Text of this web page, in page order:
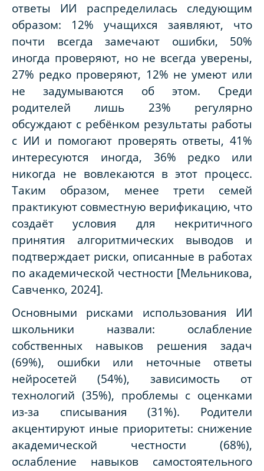
ответы ИИ распределилась следующим
образом: 12% учащихся заявляют, что
почти всегда замечают ошибки, 50%
иногда проверяют, но не всегда уверены,
27% редко проверяют, 12% не умеют или
не задумываются об этом. Среди
родителей лишь 23% регулярно
обсуждают с ребёнком результаты работы
с ИИ и помогают проверять ответы, 41%
интересуются иногда, 36% редко или
никогда не вовлекаются в этот процесс.
Таким образом, менее трети семей
практикуют совместную верификацию, что
создаёт условия для некритичного
принятия алгоритмических выводов и
подтверждает риски, описанные в работах
по академической честности [Мельникова,
Савченко, 2024].
Основными рисками использования ИИ
школьники назвали: ослабление
собственных навыков решения задач
(69%), ошибки или неточные ответы
нейросетей (54%), зависимость от
технологий (35%), проблемы с оценками
из-за списывания (31%). Родители
акцентируют иные приоритеты: снижение
академической честности (68%),
ослабление навыков самостоятельного